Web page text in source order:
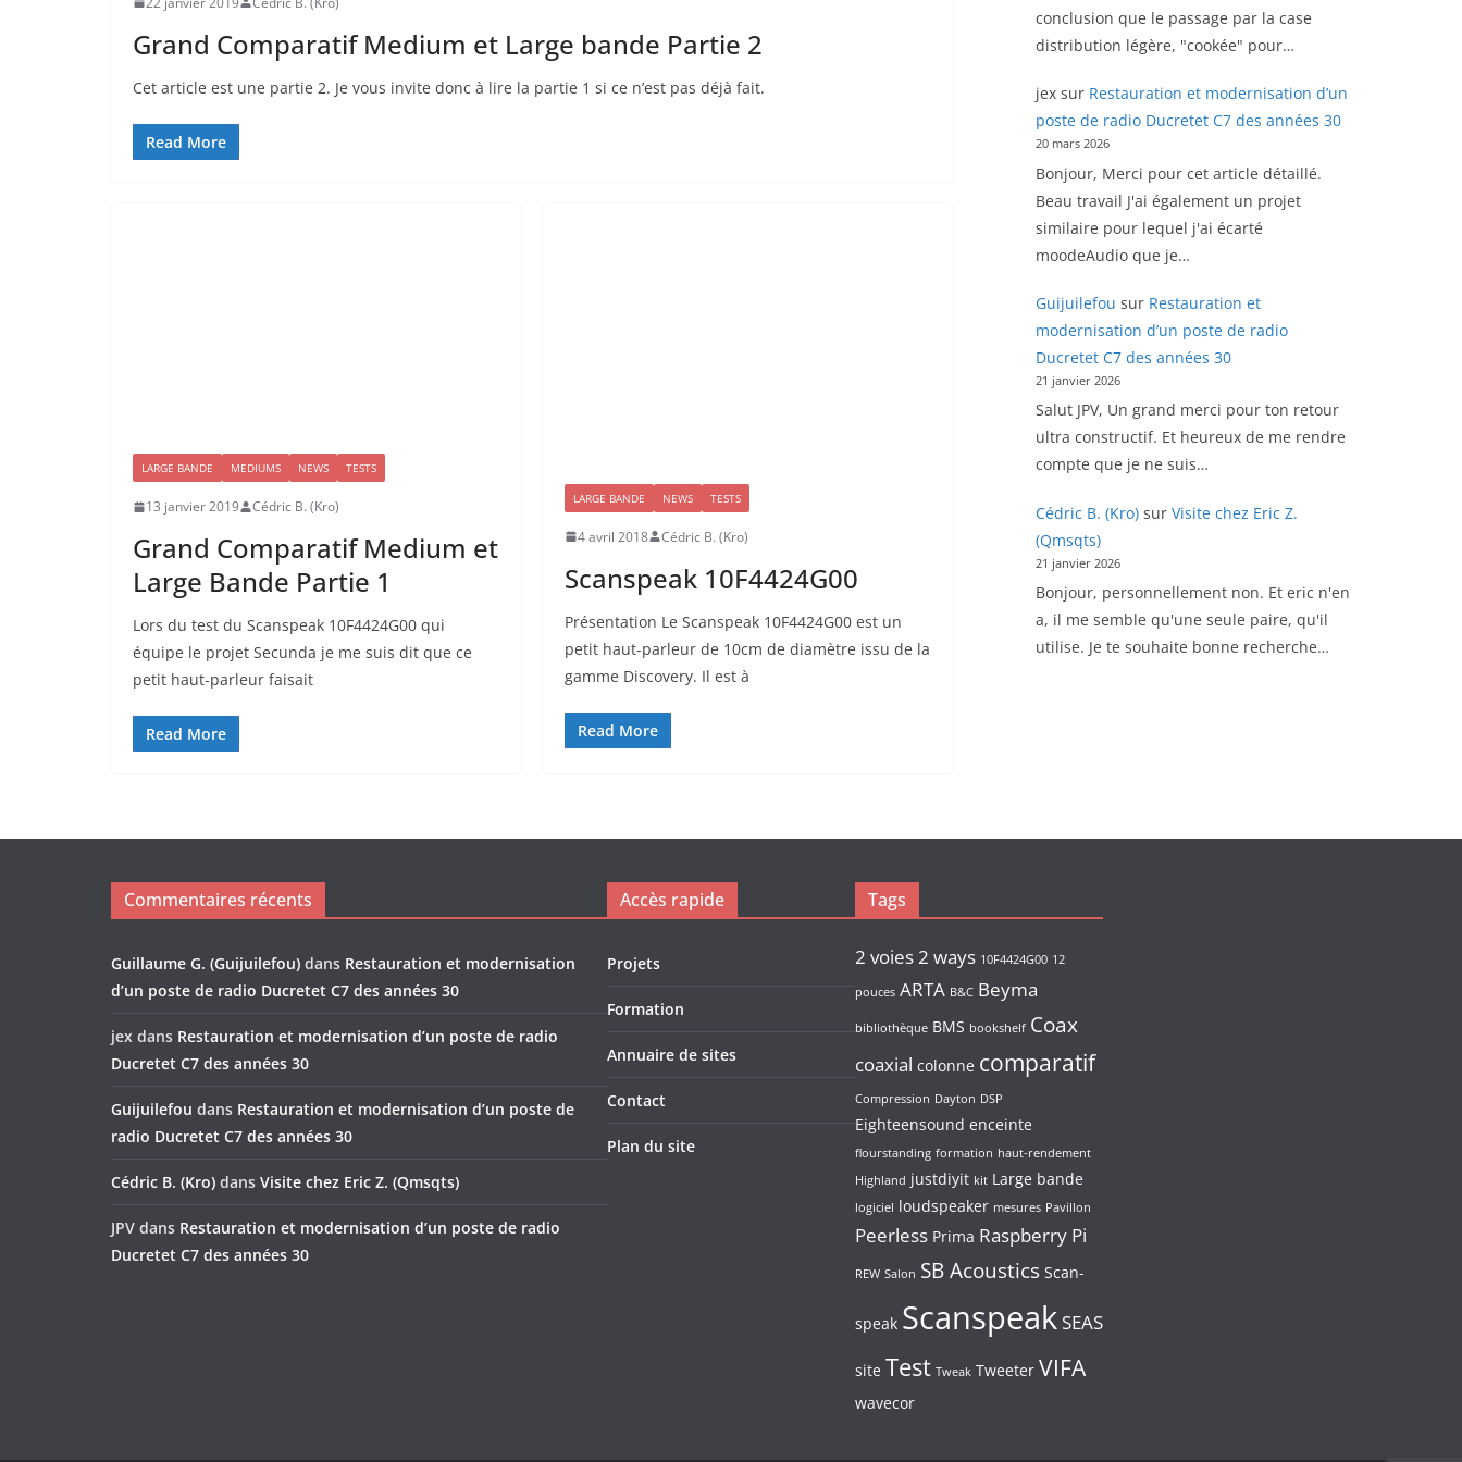
Grand Comparatif Medium et Large bande Partie 2
Cet article est une partie 2. Je vous invite donc à lire la partie 1 si ce n’est pas déjà fait.
Read More
LARGE BANDE MEDIUMS NEWS TESTS
13 janvier 2019 Cédric B. (Kro)
Grand Comparatif Medium et
Large Bande Partie 1
Lors du test du Scanspeak 10F4424G00 qui
équipe le projet Secunda je me suis dit que ce
petit haut-parleur faisait
Read More
LARGE BANDE NEWS TESTS
4 avril 2018 Cédric B. (Kro)
Scanspeak 10F4424G00
Présentation Le Scanspeak 10F4424G00 est un
petit haut-parleur de 10cm de diamètre issu de la
gamme Discovery. Il est à
Read More
conclusion que le passage par la case
distribution légère, "cookée" pour…
jexsur Restauration et modernisation d’un
poste de radio Ducretet C7 des années 30
20 mars 2026
Bonjour, Merci pour cet article détaillé.
Beau travail J'ai également un projet
similaire pour lequel j'ai écarté
moodeAudio que je…
Guijuilefou sur Restauration et
modernisation d’un poste de radio
Ducretet C7 des années 30
21 janvier 2026
Salut JPV, Un grand merci pour ton retour
ultra constructif. Et heureux de me rendre
compte que je ne suis…
Cédric B. (Kro)sur Visite chez Eric Z.
(Qmsqts)
21 janvier 2026
Bonjour, personnellement non. Et eric n'en
a, il me semble qu'une seule paire, qu'il
utilise. Je te souhaite bonne recherche…
Commentaires récents
Guillaume G. (Guijuilefou) dans Restauration et modernisation
d’un poste de radio Ducretet C7 des années 30
jex dans Restauration et modernisation d’un poste de radio
Ducretet C7 des années 30
Guijuilefou dans Restauration et modernisation d’un poste de
radio Ducretet C7 des années 30
Cédric B. (Kro) dans Visite chez Eric Z. (Qmsqts)
JPV dans Restauration et modernisation d’un poste de radio
Ducretet C7 des années 30
Accès rapide
Projets
Formation
Annuaire de sites
Contact
Plan du site
Tags
2 voies2 ways 10F4424G00 12
pouces ARTA B&C Beyma
bibliothèque BMS bookshelf Coax
coaxial colonne comparatif
Compression Dayton DSP
Eighteensound enceinte
flourstanding formation haut-rendement
Highland justdiyit kit Large bande
logiciel loudspeaker mesures Pavillon
Peerless Prima Raspberry Pi
REW Salon SB Acoustics Scan-
speak Scanspeak SEAS
site Test Tweak Tweeter VIFA
wavecor